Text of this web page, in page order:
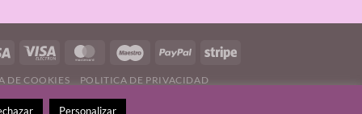
DE COOKIES
POLITICA DE PRIVACIDAD
Personalizar